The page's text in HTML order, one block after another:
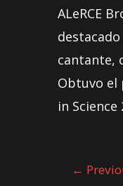
ALeRCE
cantante,
Obtuvo el
in Science
←